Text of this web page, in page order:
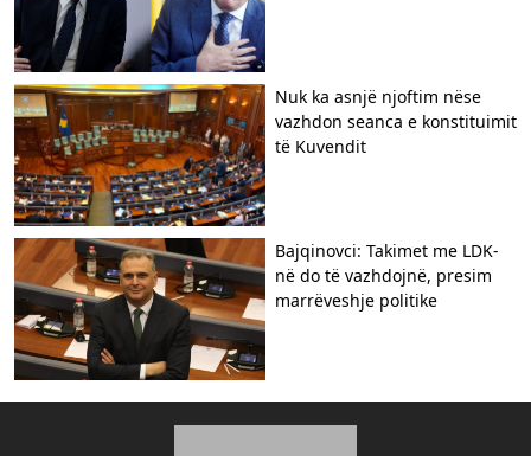
Nuk ka asnjë njoftim nëse
vazhdon seanca e konstituimit
të Kuvendit
Bajqinovci: Takimet me LDK-
në do të vazhdojnë, presim
marrëveshje politike